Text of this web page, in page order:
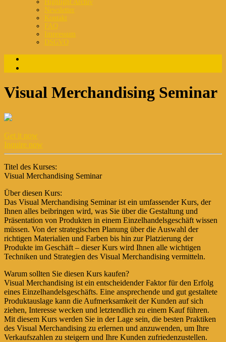
Highlight Archiv
Newsletter
Kontakt
FAQ
Impressum
DSGVO
Visual Merchandising Seminar
Get it now
Inquire now
Titel des Kurses:
Visual Merchandising Seminar
Über diesen Kurs:
Das Visual Merchandising Seminar ist ein umfassender Kurs, der
Ihnen alles beibringen wird, was Sie über die Gestaltung und
Präsentation von Produkten in einem Einzelhandelsgeschäft wissen
müssen. Von der strategischen Planung über die Auswahl der
richtigen Materialien und Farben bis hin zur Platzierung der
Produkte im Geschäft – dieser Kurs wird Ihnen alle wichtigen
Techniken und Strategien des Visual Merchandising vermitteln.
Warum sollten Sie diesen Kurs kaufen?
Visual Merchandising ist ein entscheidender Faktor für den Erfolg
eines Einzelhandelsgeschäfts. Eine ansprechende und gut gestaltete
Produktauslage kann die Aufmerksamkeit der Kunden auf sich
ziehen, Interesse wecken und letztendlich zu einem Kauf führen.
Mit diesem Kurs werden Sie in der Lage sein, die besten Praktiken
des Visual Merchandising zu erlernen und anzuwenden, um Ihre
Verkaufszahlen zu steigern und Ihre Kunden zufriedenzustellen.